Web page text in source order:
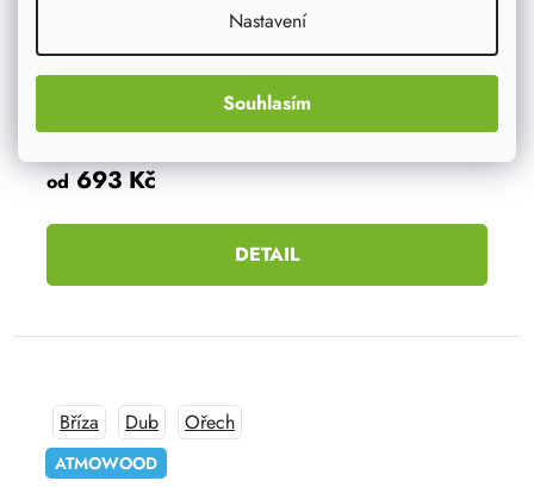
Nastavení
Souhlasím
od693 Kč
DETAIL
ATMOWOOD
Bříza Dub Ořech